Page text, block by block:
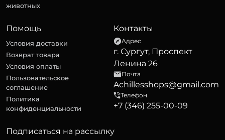
животных
Помощь
Условия доставки
Возврат товара
Условия оплаты
Пользовательское
соглашение
Политика
конфиденциальности
Контакты
Адрес
г. Сургут, Проспект
Ленина 26
Почта
Achillesshops@gmail.com
Телефон
+7 (346) 255-00-09
Подписаться на рассылку